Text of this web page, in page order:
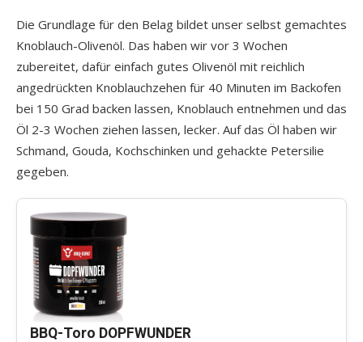
Die Grundlage für den Belag bildet unser selbst gemachtes
Knoblauch-Olivenöl. Das haben wir vor 3 Wochen
zubereitet, dafür einfach gutes Olivenöl mit reichlich
angedrückten Knoblauchzehen für 40 Minuten im Backofen
bei 150 Grad backen lassen, Knoblauch entnehmen und das
Öl 2-3 Wochen ziehen lassen, lecker. Auf das Öl haben wir
Schmand, Gouda, Kochschinken und gehackte Petersilie
gegeben.
BBQ-Toro DOPFWUNDER